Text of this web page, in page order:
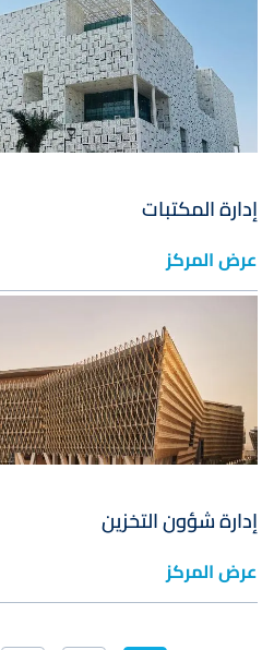
إدارة المكتبات
عرض المركز
إدارة شؤون التخزين
عرض المركز